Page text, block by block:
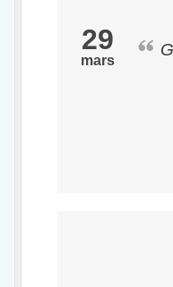
29
mars